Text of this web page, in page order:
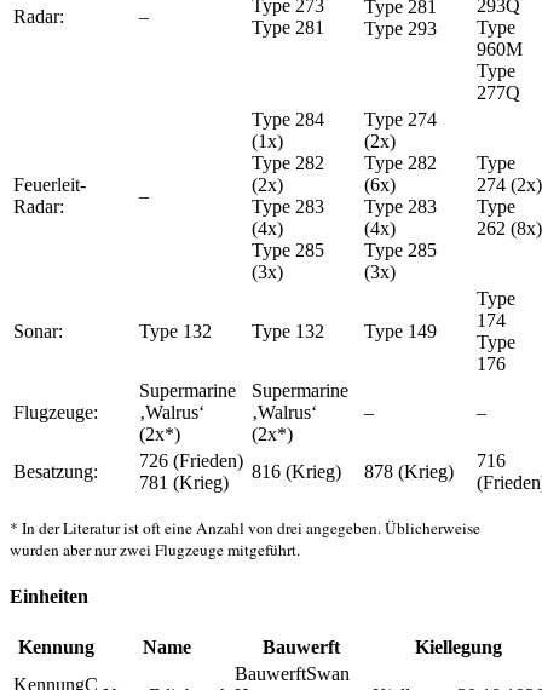
Radar: –
Type 273
Type 281
Type 281
Type 293
293Q
Type
960M
Type
277Q
Feuerleit-
Radar:
–
Type 284
(1x)
Type 282
(2x)
Type 283
(4x)
Type 285
(3x)
Type 274
(2x)
Type 282
(6x)
Type 283
(4x)
Type 285
(3x)
Type
274 (2x)
Type
262 (8x)
Sonar: Type 132 Type 132 Type 149
Type
174
Type
176
Flugzeuge:
Supermarine
‚Walrus‘
(2x*)
Supermarine
‚Walrus‘
(2x*)
– –
Besatzung:
726 (Frieden)
781 (Krieg)
816 (Krieg) 878 (Krieg)
716
* In der Literatur ist oft eine Anzahl von drei angegeben. Üblicherweise
wurden aber nur zwei Flugzeuge mitgeführt.
Einheiten
Kennung Name Bauwerft
Kiellegung
C
Swan